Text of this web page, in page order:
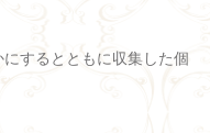
するとともに収集した個